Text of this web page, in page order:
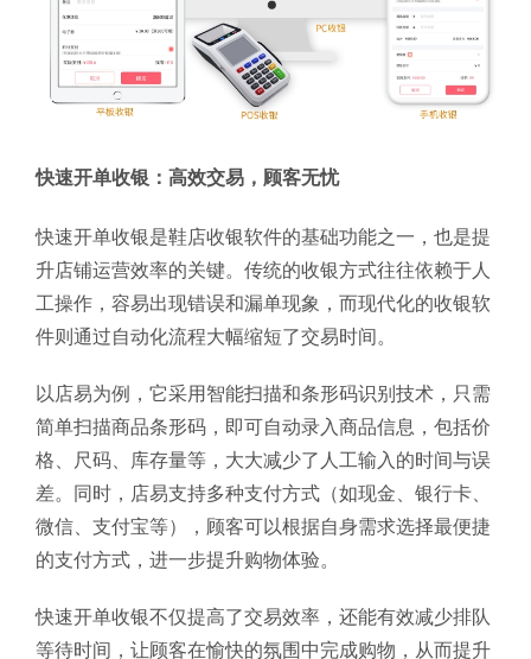
快速开单收银：高效交易，顾客无忧
快速开单收银是鞋店收银软件的基础功能之一，也是提
升店铺运营效率的关键。传统的收银方式往往依赖于人
工操作，容易出现错误和漏单现象，而现代化的收银软
件则通过自动化流程大幅缩短了交易时间。
以店易为例，它采用智能扫描和条形码识别技术，只需
简单扫描商品条形码，即可自动录入商品信息，包括价
格、尺码、库存量等，大大减少了人工输入的时间与误
差。同时，店易支持多种支付方式（如现金、银行卡、
微信、支付宝等），顾客可以根据自身需求选择最便捷
的支付方式，进一步提升购物体验。
快速开单收银不仅提高了交易效率，还能有效减少排队
等待时间，让顾客在愉快的氛围中完成购物，从而提升